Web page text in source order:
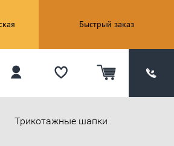
Быстрый заказ
Трикотажные шапки